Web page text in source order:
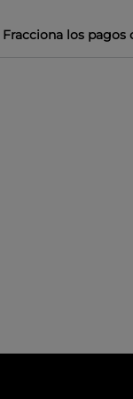
Fracciona los pagos